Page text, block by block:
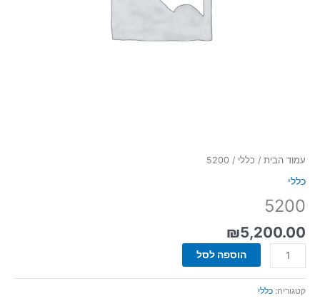
עמוד הבית / כללי / 5200
כללי
5200
₪5,200.00
הוספה לסל
קטגוריה: כללי